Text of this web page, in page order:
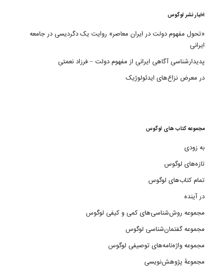
اخبار نشر لوگوس
«تحول مفهوم دولت در ایران معاصر» روایت یک دگردیسی در جامعه
ایرانی
پدیدارشناسی آگاهی ایرانی از مفهوم دولت – فرزاد نعمتی
در معرض نزاع‌های ایدئولوژیک
مجموعه کتاب های لوگوس
به زودی
تازه‌های لوگوس
تمام کتاب‌های لوگوس
در آینده
مجموعه روش‌شناسی‌های کمی و کیفی لوگوس
مجموعه گفتمان‌شناسی لوگوس
مجموعه واژه‌نامه‌های توصیفی لوگوس
مجموعۀ پژوهش‌نویسی